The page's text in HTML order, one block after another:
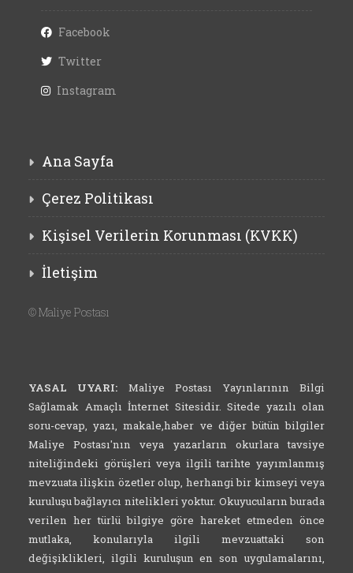
Facebook
Twitter
Instagram
Ana Sayfa
Çerez Politikası
Kişisel Verilerin Korunması (KVKK)
İletişim
©Maliye Postası
YASAL UYARI: Maliye Postası Yayınlarının Bilgi
Sağlamak Amaçlı İnternet Sitesidir. Sitede yazılı olan
soru-cevap, yazı, makale,haber ve diğer bütün bilgiler
Maliye Postası'nın veya yazarların okurlara tavsiye
niteliğindeki görüşleri veya ilgili tarihte yayımlanmış
mevzuata ilişkin özetler olup, herhangi bir kimseyi veya
kuruluşu bağlayıcı nitelikleri yoktur. Okuyucuların burada
verilen her türlü bilgiye göre hareket etmeden önce
mutlaka, konularıyla ilgili mevzuattaki son
değişiklikleri, ilgili kuruluşun en son uygulamalarını,